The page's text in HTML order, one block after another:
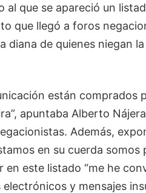
al que se apareció un
que llegó a foros
diana de quienes niegan
están comprados
apuntaba Alberto
Además,
en su cuerda somos
en este listado “me he
y mensajes